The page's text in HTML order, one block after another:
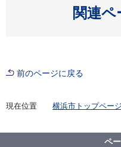
関連ペ
前のページに戻る
現在位置 横浜市トップページ
図書館からのおす
図書館からのおす
ペ